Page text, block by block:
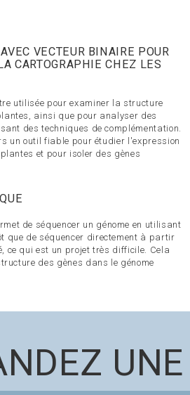
VECTEUR BINAIRE POUR
CARTOGRAPHIE CHEZ LES
utilisée pour examiner la structure
ainsi que pour analyser des
des techniques de complémentation.
un outil fiable pour étudier l'expression
et pour isoler des gènes
de séquencer un génome en utilisant
que de séquencer directement à partir
ce qui est un projet très difficile. Cela
des gènes dans le génome
UNE